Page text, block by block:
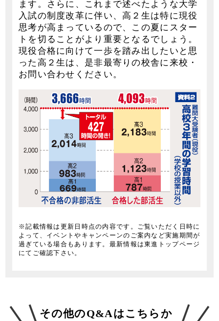
ます。さらに、これまで述べたような大学
入試の制度改革に伴い、高２生は特に現役
思考が高まっているので、この夏にスター
トを切ることがより重要となるでしょう。
現役合格に向けて一歩を踏み出したいと思
った高２生は、是非最寄りの校舎に来校・
お問い合わせください。
※記載情報は更新日時点の内容です。ご覧いただく日時に
よって、イベントやキャンペーンのご案内など実施期間が
過ぎている場合もあります。最新情報は東進トップページ
にてご確認下さい。
その他のQ&Aはこちらか